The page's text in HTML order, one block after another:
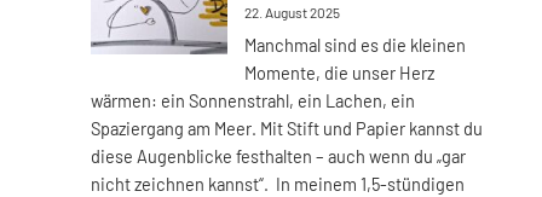
und
Verbindung“
22. August 2025
Manchmal sind es die kleinen
Momente, die unser Herz
wärmen: ein Sonnenstrahl, ein Lachen, ein
Spaziergang am Meer. Mit Stift und Papier kannst du
diese Augenblicke festhalten – auch wenn du „gar
nicht zeichnen kannst“. In meinem 1,5-stündigen